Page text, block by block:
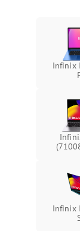
оперативной
вылеты
синие экраны
Проблемы
Infinix
Infinix